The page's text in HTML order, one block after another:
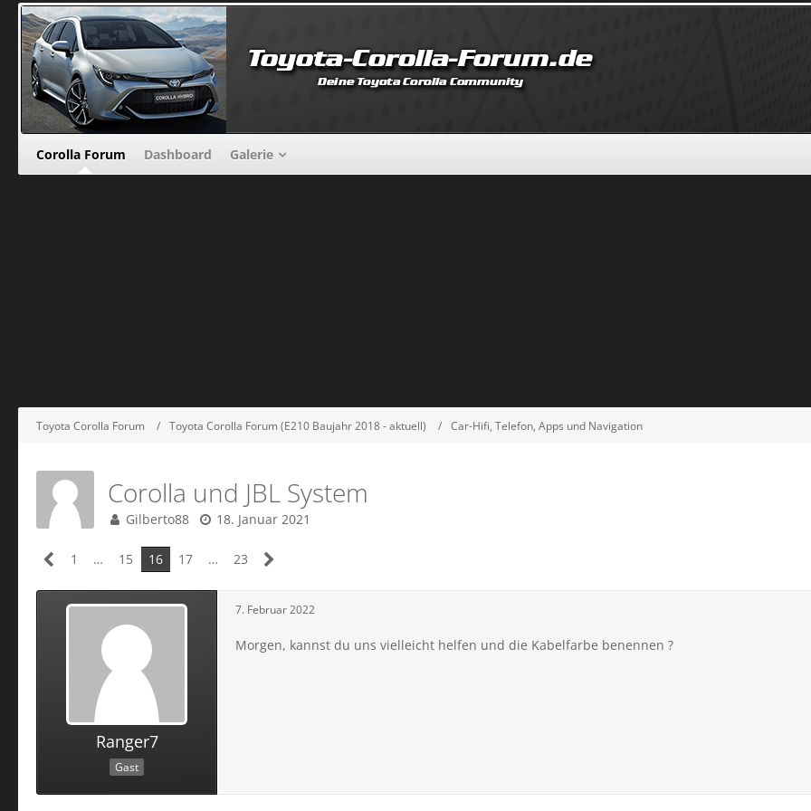
Corolla Forum Dashboard Galerie
Toyota Corolla Forum Toyota Corolla Forum (E210 Baujahr 2018 - aktuell) Car-Hifi, Telefon, Apps und Navigation
Corolla und JBL System
Gilberto88 18. Januar 2021
1 … 15 16 17 … 23
Ranger7
Gast
7. Februar 2022
Morgen, kannst du uns vielleicht helfen und die Kabelfarbe benennen ?